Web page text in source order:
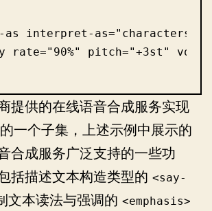
as interpret-
rate="90%" pitch="+3st"
提供的在线语音合成服务实现
一个子集，上述示例中展示的
合成服务广泛支持的一些功
括描述文本构造类型的 <say-
文本读法与强调的 <emphasis>